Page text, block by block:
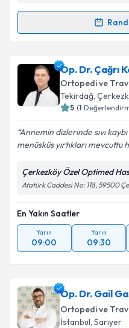
Randevu Takvimi
Prof. Dr. Hasan Hilmi
talebi oluşturun. Size
için bir takvim
bilgilendireceğiz.
E-posta Adresiniz
Kişisel verilerimin
Metni'ni okudum
kapsamda
Takvim
Op. Dr. Çağrı
Ortopedi ve
Tekirdağ,
5 (1
Annemin dizlerinde sıvı
menüsküs yırtıkları mevcuttu
Çerkezköy Özel Optimed
Atatürk Caddesi No: 118, 59500
En Yakın Saatler
Yarın
09:00
Yarın
09:30
Op. Dr. Gail
Ortopedi ve
İstanbul, Sarıyer